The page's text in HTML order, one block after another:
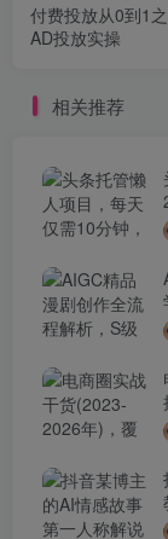
付费投放从0到1
AD投放实操
相关推荐